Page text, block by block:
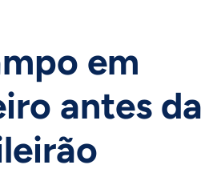
em
antes da